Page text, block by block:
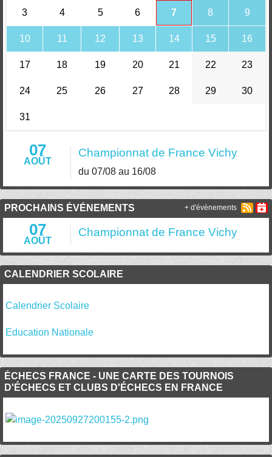
3 4 5 6 7 8 9
10 11 12 13 14 15 16
17 18 19 20 21 22 23
24 25 26 27 28 29 30
31
07
AOÛT
Championnat de France Vichy
du 07/08 au 16/08
PROCHAINS ÉVÉNEMENTS
07
AOÛT
Championnat de France Vichy
+ d'évènements
CALENDRIER SCOLAIRE
Calendrier Scolaire
Education Nationale
ÉCHECS FRANCE - UNE CARTE DES TOURNOIS
D'ÉCHECS ET CLUBS D'ÉCHECS EN FRANCE